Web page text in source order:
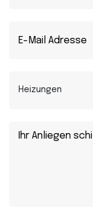
Heizungen